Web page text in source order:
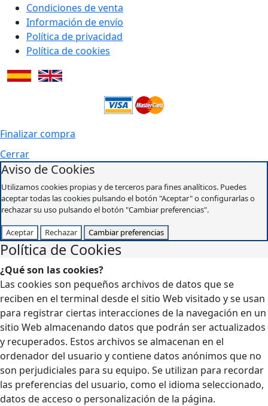
Condiciones de venta
Información de envío
Política de privacidad
Política de cookies
Finalizar compra
Cerrar
Aviso de Cookies
Utilizamos cookies propias y de terceros para fines analíticos. Puedes
aceptar todas las cookies pulsando el botón "Aceptar" o configurarlas o
rechazar su uso pulsando el botón "Cambiar preferencias".
Aceptar Rechazar Cambiar preferencias
Política de Cookies
¿Qué son las cookies?
Las cookies son pequeños archivos de datos que se
reciben en el terminal desde el sitio Web visitado y se usan
para registrar ciertas interacciones de la navegación en un
sitio Web almacenando datos que podrán ser actualizados
y recuperados. Estos archivos se almacenan en el
ordenador del usuario y contiene datos anónimos que no
son perjudiciales para su equipo. Se utilizan para recordar
las preferencias del usuario, como el idioma seleccionado,
datos de acceso o personalización de la página.